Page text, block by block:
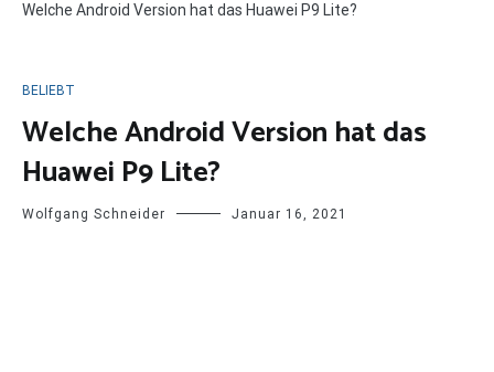
Welche Android Version hat das Huawei P9 Lite?
BELIEBT
Welche Android Version hat das
Huawei P9 Lite?
Wolfgang Schneider Januar 16, 2021